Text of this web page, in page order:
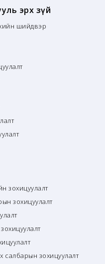
эрх зүй
шийдвэр
зохицуулалт
зохицуулалт
салбарын зохицуулалт